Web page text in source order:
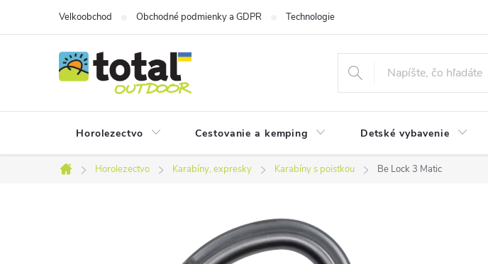
Velkoobchod Obchodné podmienky a GDPR Technologie
Horolezectvo Cestovanie a kemping Detské vybavenie
Domov
Horolezectvo Karabíny, expresky Karabíny s poistkou Be Lock 3 Matic